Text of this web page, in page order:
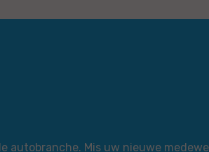
autobranche. Mis uw nieuwe